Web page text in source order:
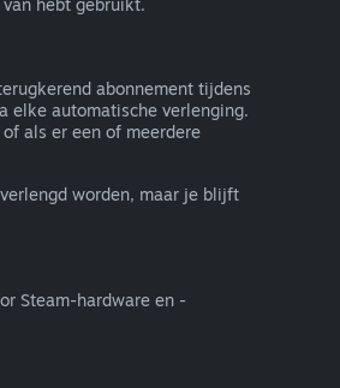
hebt gebruikt.
abonnement tijdens
elke automatische verlenging.
als er een of meerdere
worden, maar je blijft
Steam-hardware en -